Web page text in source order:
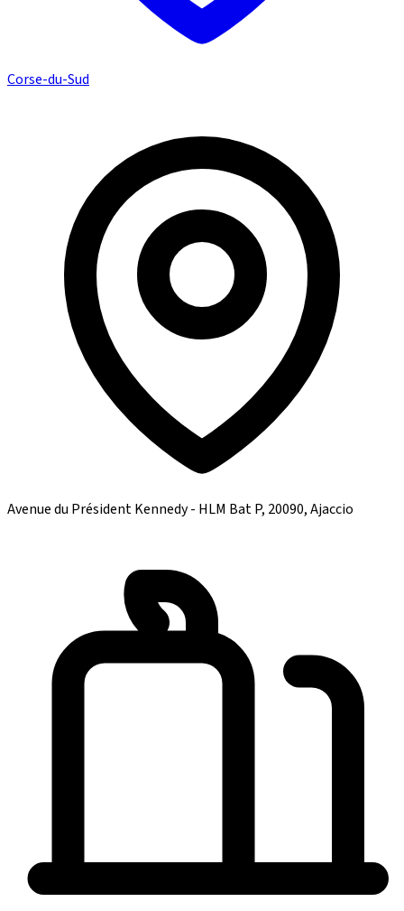
Corse-du-Sud
Avenue du Président Kennedy - HLM Bat P, 20090, Ajaccio